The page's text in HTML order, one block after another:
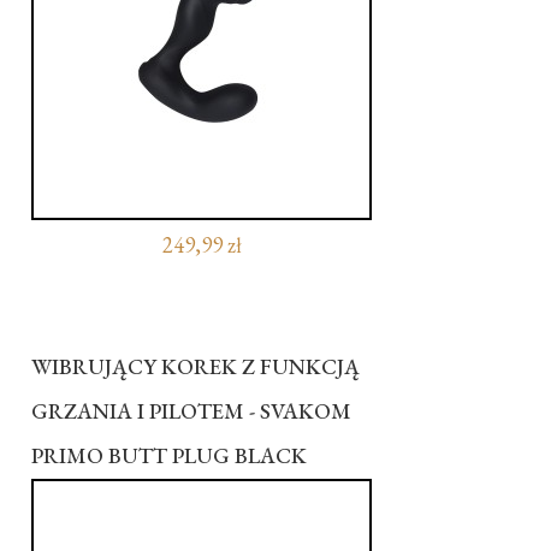
249,99 zł
WIBRUJĄCY KOREK Z FUNKCJĄ
GRZANIA I PILOTEM - SVAKOM
PRIMO BUTT PLUG BLACK